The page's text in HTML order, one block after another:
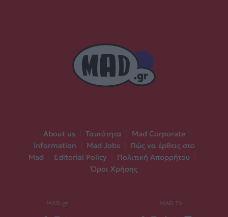
About us Ταυτότητα
Mad Corporate
Information
Mad Jobs
Πώς να έρθεις στο
Mad
Editorial Policy Πολιτική Απορρήτου
Όροι Χρήσης
MAD.gr MAD TV